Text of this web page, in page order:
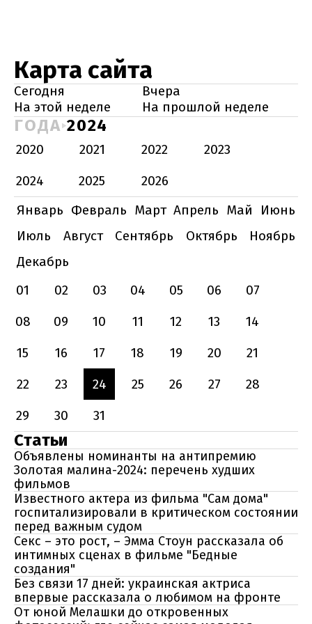
Карта сайта
Сегодня
Вчера
На этой неделе
На прошлой неделе
ГОДА 2024
2020 2021 2022
2023
2024
2025
2026
Январь Февраль Март Апрель Май
Июнь
Июль
Август Сентябрь Октябрь
Ноябрь
Декабрь
01
02 03 04 05 06
07
08
09 10 11 12 13
14
15
16 17 18 19 20
21
22
23 24 25 26 27
28
29
30 31
Статьи
Объявлены номинанты на антипремию
Золотая малина-2024: перечень худших
фильмов
Известного актера из фильма "Сам дома"
госпитализировали в критическом состоянии
перед важным судом
Секс – это рост, – Эмма Стоун рассказала об
интимных сценах в фильме "Бедные
создания"
Без связи 17 дней: украинская актриса
впервые рассказала о любимом на фронте
От юной Мелашки до откровенных